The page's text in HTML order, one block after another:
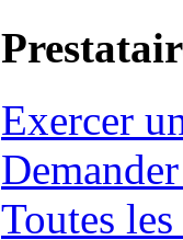
Exercer
Toutes